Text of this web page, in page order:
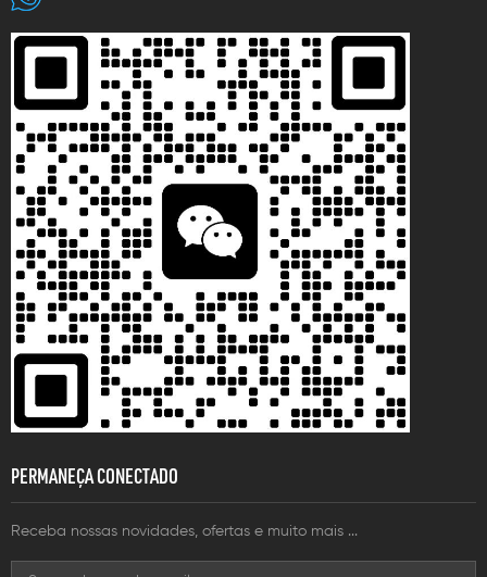
PERMANEÇA CONECTADO
Receba nossas novidades, ofertas e muito mais ...